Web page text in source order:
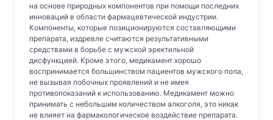
на основе природных компонентов при помощи последних
инноваций в области фармацевтической индустрии.
Компоненты, которые позиционируются составляющими
препарата, издревле считаются результативными
средствами в борьбе с мужской эректильной
дисфункцией. Кроме этого, медикамент хорошо
воспринимается большинством пациентов мужского пола,
не вызывая побочных проявлений и не имея
противопоказаний к использованию. Медикамент можно
принимать с небольшим количеством алкоголя, это никак
не влияет на фармакологическое воздействие препарата.